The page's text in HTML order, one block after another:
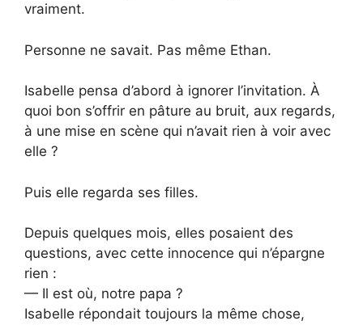
vraiment.
Personne ne savait. Pas même Ethan.
Isabelle pensa d’abord à ignorer l’invitation. À
quoi bon s’offrir en pâture au bruit, aux regards,
à une mise en scène qui n’avait rien à voir avec
elle ?
Puis elle regarda ses filles.
Depuis quelques mois, elles posaient des
questions, avec cette innocence qui n’épargne
rien :
— Il est où, notre papa ?
Isabelle répondait toujours la même chose,